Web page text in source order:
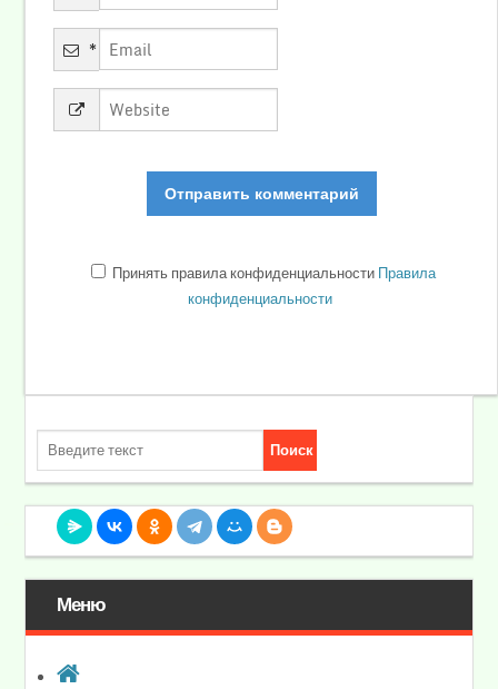
*
Принять правила конфиденциальностиПравила
конфиденциальности
Меню